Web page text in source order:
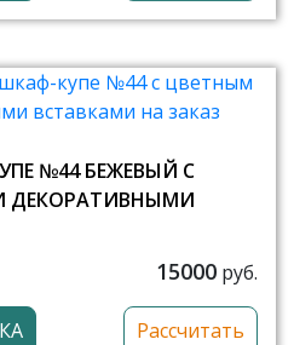
№44 БЕЖЕВЫЙ С
ДЕКОРАТИВНЫМИ
15000 руб.
Рассчитать